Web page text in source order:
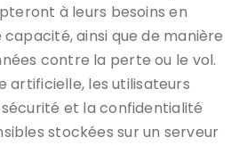
à leurs besoins en
ainsi que de manière
contre la perte ou le vol.
artificielle, les utilisateurs
et la confidentialité
stockées sur un serveur